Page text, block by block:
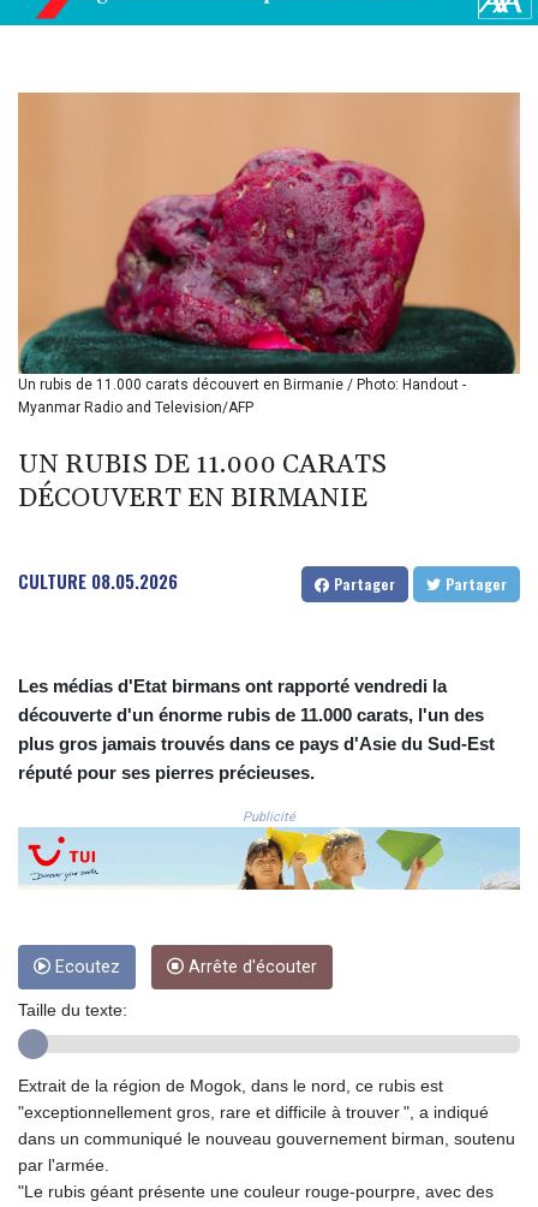
BMD 1.153523
BND 1.477975
BWP 15.568217
BYN 3.434433
BYR
22609.049164
BZD 2.319643
CAD 1.616126
CDF
2606.961815
CHF 0.934567
1055.612189
CNH 7.782807
CRC 524.321776
CZK 24.263276
DJF 205.391597
DKK 7.475497
DOP 67.329861
EGP 57.417408
ERN 17.302844
ETB 186.159691
GBP 0.857708
GEL 3.016476
GHS 13.535365
GMD 85.360325
GNF
10130.304785
GYD 241.302858
Un rubis de 11.000 carats découvert en Birmanie / Photo: Handout -
Myanmar Radio and Television/AFP
UN RUBIS DE 11.000 CARATS
DÉCOUVERT EN BIRMANIE
CULTURE 08.05.2026 Partager Partager
Les médias d'Etat birmans ont rapporté vendredi la
découverte d'un énorme rubis de 11.000 carats, l'un des
plus gros jamais trouvés dans ce pays d'Asie du Sud-Est
réputé pour ses pierres précieuses.
Publicité
Ecoutez Arrête d'écouter
Taille du texte:
Extrait de la région de Mogok, dans le nord, ce rubis est
"exceptionnellement gros, rare et difficile à trouver ", a indiqué
dans un communiqué le nouveau gouvernement birman, soutenu
par l'armée.
"Le rubis géant présente une couleur rouge-pourpre, avec des